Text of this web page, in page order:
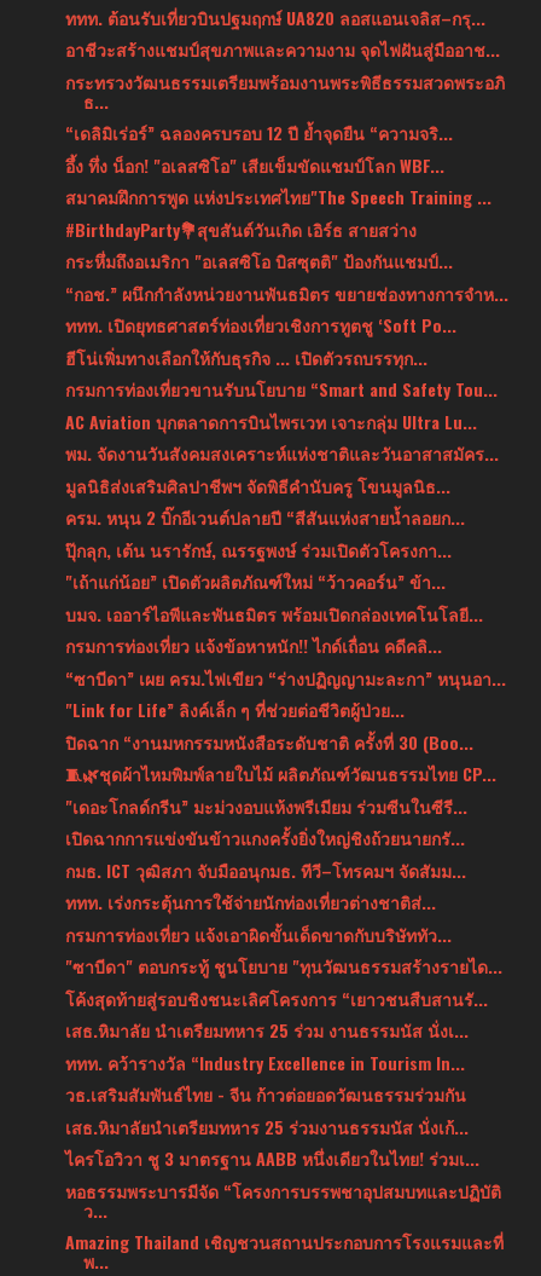
ททท. ต้อนรับเที่ยวบินปฐมฤกษ์ UA820 ลอสแอนเจลิส–กรุ...
อาชีวะสร้างแชมป์สุขภาพและความงาม จุดไฟฝันสู่มืออาช...
กระทรวงวัฒนธรรมเตรียมพร้อมงานพระพิธีธรรมสวดพระอภิ
ธ...
“เดลิมิเร่อร์” ฉลองครบรอบ 12 ปี ย้ำจุดยืน “ความจริ...
อึ้ง ทึ่ง น็อก! "อเลสซิโอ" เสียเข็มขัดแชมป์โลก WBF...
สมาคมฝึกการพูด แห่งประเทศไทย"The Speech Training ...
#BirthdayParty💐สุขสันต์วันเกิด เอิร์ธ สายสว่าง
กระหึ่มถึงอเมริกา "อเลสซิโอ บิสซุตติ" ป้องกันแชมป์...
“กอช.” ผนึกกำลังหน่วยงานพันธมิตร ขยายช่องทางการจำห...
ททท. เปิดยุทธศาสตร์ท่องเที่ยวเชิงการทูตชู ‘Soft Po...
ฮีโน่เพิ่มทางเลือกให้กับธุรกิจ ... เปิดตัวรถบรรทุก...
กรมการท่องเที่ยวขานรับนโยบาย “Smart and Safety Tou...
AC Aviation บุกตลาดการบินไพรเวท เจาะกลุ่ม Ultra Lu...
พม. จัดงานวันสังคมสงเคราะห์แห่งชาติและวันอาสาสมัคร...
มูลนิธิส่งเสริมศิลปาชีพฯ จัดพิธีคำนับครู โขนมูลนิธ...
ครม. หนุน 2 บิ๊กอีเวนต์ปลายปี “สีสันแห่งสายน้ำลอยก...
ปุ๊กลุก, เต้น นรารักษ์, ณรรฐพงษ์ ร่วมเปิดตัวโครงกา...
"เถ้าแก่น้อย” เปิดตัวผลิตภัณฑ์ใหม่ “ว้าวคอร์น” ข้า...
บมจ. เออาร์ไอพีและพันธมิตร พร้อมเปิดกล่องเทคโนโลยี...
กรมการท่องเที่ยว แจ้งข้อหาหนัก!! ไกด์เถื่อน คดีคลิ...
“ซาบีดา” เผย ครม.ไฟเขียว “ร่างปฏิญญามะละกา” หนุนอา...
"Link for Life” ลิงค์เล็ก ๆ ที่ช่วยต่อชีวิตผู้ป่วย...
ปิดฉาก “งานมหกรรมหนังสือระดับชาติ ครั้งที่ 30 (Boo...
🧵🌿ชุดผ้าไหมพิมพ์ลายใบไม้ ผลิตภัณฑ์วัฒนธรรมไทย CP...
"เดอะโกลด์กรีน” มะม่วงอบแห้งพรีเมียม ร่วมซีนในซีรี...
เปิดฉากการแข่งขันข้าวแกงครั้งยิ่งใหญ่ชิงถ้วยนายกรั...
กมธ. ICT วุฒิสภา จับมืออนุกมธ. ทีวี–โทรคมฯ จัดสัมม...
‎ททท. เร่งกระตุ้นการใช้จ่ายนักท่องเที่ยวต่างชาติส่...
กรมการท่องเที่ยว แจ้งเอาผิดขั้นเด็ดขาดกับบริษัททัว...
"ซาบีดา" ตอบกระทู้ ชูนโยบาย "ทุนวัฒนธรรมสร้างรายได...
โค้งสุดท้ายสู่รอบชิงชนะเลิศโครงการ “เยาวชนสืบสานรั...
เสธ.หิมาลัย นำเตรียมทหาร 25 ร่วม งานธรรมนัส นั่งเ...
ททท. คว้ารางวัล “Industry Excellence in Tourism In...
วธ.เสริมสัมพันธ์ไทย - จีน ก้าวต่อยอดวัฒนธรรมร่วมกัน
เสธ.หิมาลัยนำเตรียมทหาร 25 ร่วมงานธรรมนัส นั่งเก้...
ไครโอวิวา ชู 3 มาตรฐาน AABB หนึ่งเดียวในไทย! ร่วมเ...
หอธรรมพระบารมีจัด “โครงการบรรพชาอุปสมบทและปฏิบัติ
ว...
Amazing Thailand เชิญชวนสถานประกอบการโรงแรมและที่
พ...